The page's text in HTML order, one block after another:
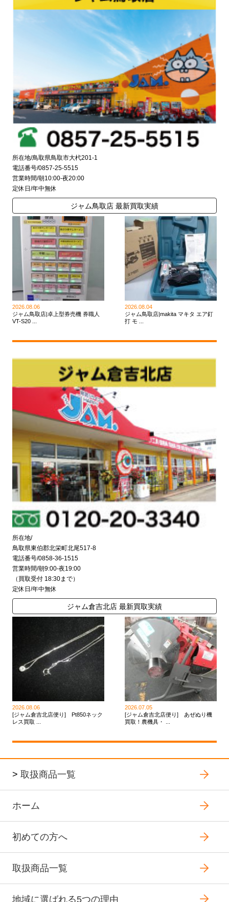
所在地/鳥取県鳥取市大杙201-1
電話番号/0857-25-5515
営業時間/朝10:00-夜20:00
定休日/年中無休
ジャム鳥取店 最新買取実績
2026.08.06
ジャム鳥取店|卓上型券売機 券職人
VT-S20 ...
2026.08.04
ジャム鳥取店|makita マキタ エア釘
打 モ ...
所在地/
鳥取県東伯郡北栄町北尾517-8
電話番号/0858-36-1515
営業時間/朝9:00-夜19:00
（買取受付 18:30まで）
定休日/年中無休
ジャム倉吉北店 最新買取実績
2026.08.06
[ジャム倉吉北店便り] Pt850ネック
レス買取 ...
2026.07.05
[ジャム倉吉北店便り] あぜぬり機
買取！農機具・ ...
> 取扱商品一覧
ホーム
初めての方へ
取扱商品一覧
地域に選ばれる5つの理由